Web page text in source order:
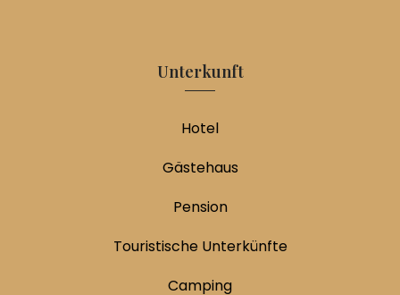
Unterkunft
Hotel
Gästehaus
Pension
Touristische Unterkünfte
Camping